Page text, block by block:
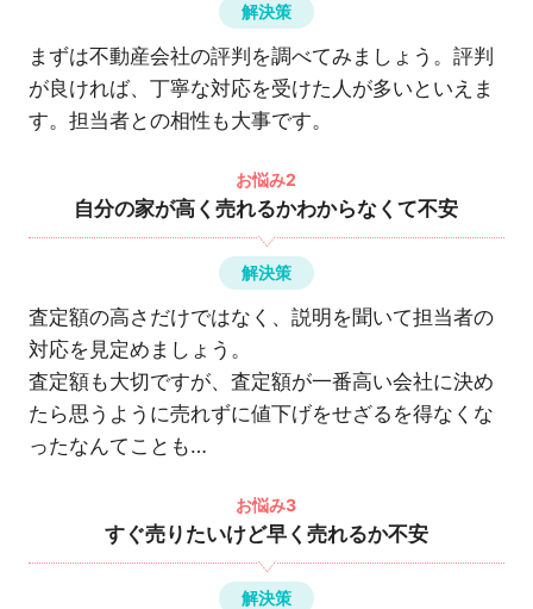
解決策
まずは不動産会社の評判を調べてみましょう。評判
が良ければ、丁寧な対応を受けた人が多いといえま
す。担当者との相性も大事です。
お悩み2
自分の家が高く売れるかわからなくて不安
解決策
査定額の高さだけではなく、説明を聞いて担当者の
対応を見定めましょう。
査定額も大切ですが、査定額が一番高い会社に決め
たら思うように売れずに値下げをせざるを得なくな
ったなんてことも…
お悩み3
すぐ売りたいけど早く売れるか不安
解決策